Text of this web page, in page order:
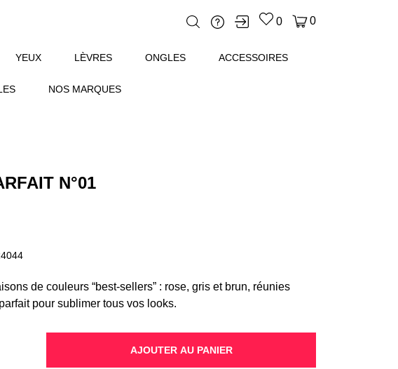
0 0
YEUX LÈVRES ONGLES ACCESSOIRES
NOS MARQUES
N°01
de couleurs “best-sellers” : rose, gris et brun, réunies
pour sublimer tous vos looks.
AJOUTER AU PANIER